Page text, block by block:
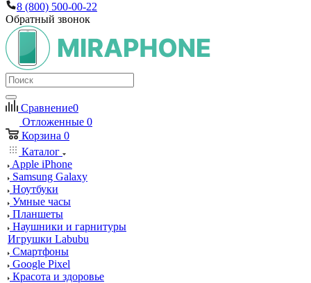
8 (800) 500-00-22
Обратный звонок
Сравнение0
Отложенные 0
Корзина 0
Каталог
Apple iPhone
Samsung Galaxy
Ноутбуки
Умные часы
Планшеты
Наушники и гарнитуры
Игрушки Labubu
Смартфоны
Google Pixel
Красота и здоровье